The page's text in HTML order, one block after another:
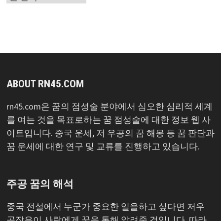
ABOUT RN45.COM
rn45.com은 꿈의 점성술 분야에서 심오한 심리적 세계
를 여는 것을 목표로하는 꿈 점성술에 대한 정보 웹 사
이트입니다. 중국 운세, 저 우공의 꿈 해몽 등 꿈 판단과
꿈 운세에 대한 연구 및 교류를 진행하고 있습니다.
주공 꿈의 해석
중국 전설에서 누군가 중요한 일을하고 싶다면 저우